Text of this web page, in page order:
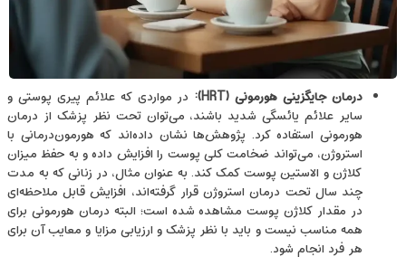
درمان جایگزینی هورمونی (HRT)
: در مواردی که علائم پیری پوستی و
سایر علائم یائسگی شدید باشند، می‌توان تحت نظر پزشک از درمان
هورمونی استفاده کرد. پژوهش‌ها نشان داده‌اند که هورمون‌درمانی با
استروژن‌، می‌تواند ضخامت کلی پوست را افزایش داده و به حفظ میزان
کلاژن و الاستین پوست کمک کند. به عنوان مثال، در زنانی که به مدت
چند سال تحت درمان استروژن قرار گرفته‌اند، افزایش قابل ‌ملاحظه‌ای
در مقدار کلاژن پوست مشاهده شده است؛ البته درمان هورمونی برای
همه مناسب نیست و باید با نظر پزشک و ارزیابی مزایا و معایب آن برای
هر فرد انجام شود.